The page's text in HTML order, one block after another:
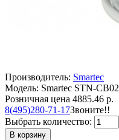
Производитель: Smartec
Модель: Smartec STN-CB02
Розничная цена 4885.46 р.
8(495)280-71-17Звоните!!
Выбрать количество:
В корзину